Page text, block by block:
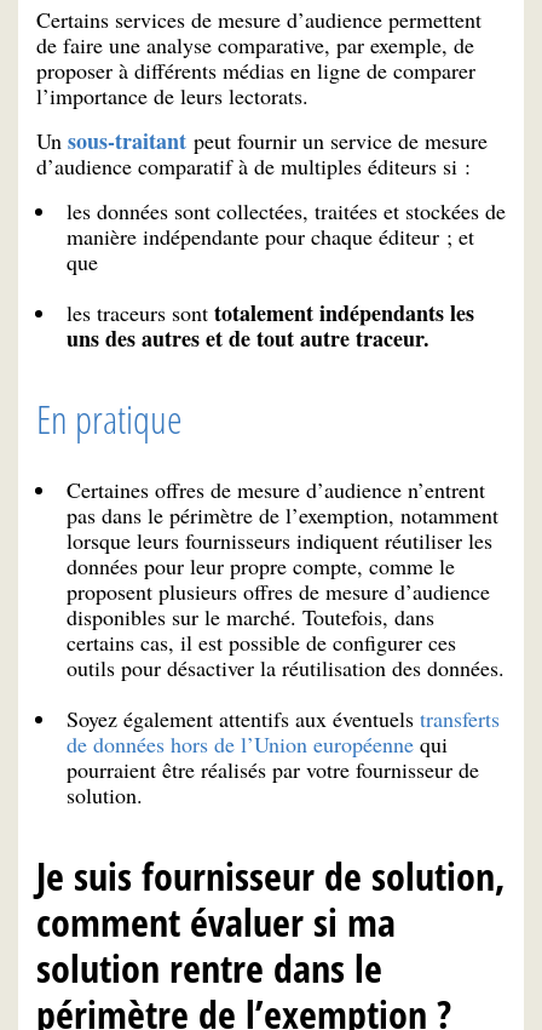
Certains services de mesure d’audience permettent
de faire une analyse comparative, par exemple, de
proposer à différents médias en ligne de comparer
l’importance de leurs lectorats.
Un sous-traitant peut fournir un service de mesure
d’audience comparatif à de multiples éditeurs si :
les données sont collectées, traitées et stockées de
manière indépendante pour chaque éditeur ; et
que
les traceurs sont totalement indépendants les
uns des autres et de tout autre traceur.
En pratique
Certaines offres de mesure d’audience n’entrent
pas dans le périmètre de l’exemption, notamment
lorsque leurs fournisseurs indiquent réutiliser les
données pour leur propre compte, comme le
proposent plusieurs offres de mesure d’audience
disponibles sur le marché. Toutefois, dans
certains cas, il est possible de configurer ces
outils pour désactiver la réutilisation des données.
Soyez également attentifs aux éventuels transferts
de données hors de l’Union européenne qui
pourraient être réalisés par votre fournisseur de
solution.
Je suis fournisseur de solution,
comment évaluer si ma
solution rentre dans le
périmètre de l’exemption ?